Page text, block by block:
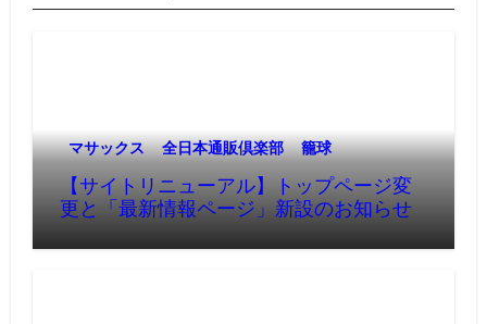
マサックス 全日本通販倶楽部
籠球
【サイトリニューアル】トップページ変
更と「最新情報ページ」新設のお知らせ